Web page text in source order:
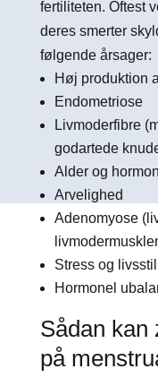
fertiliteten. Oftest
deres smerter
følgende årsager:
Høj produktion
Endometriose
Livmoderfibre
godartede
Alder og
Arvelighed
Adenomyose
Stress og livsstil
Hormonel
Sådan
på